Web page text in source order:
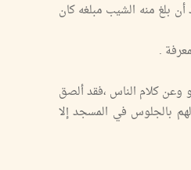
بلغ منه الشيب مبلغه كان
.
وعن كلام الناس ،فقد ألصق
بالجلوس في المسجد إلا